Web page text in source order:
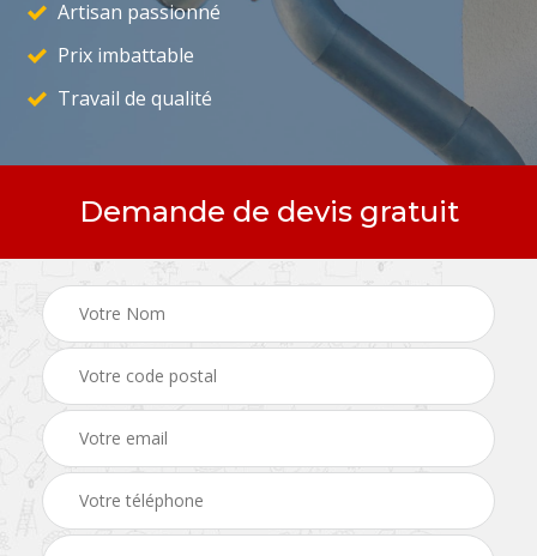
Artisan passionné
Prix imbattable
Travail de qualité
Demande de devis gratuit